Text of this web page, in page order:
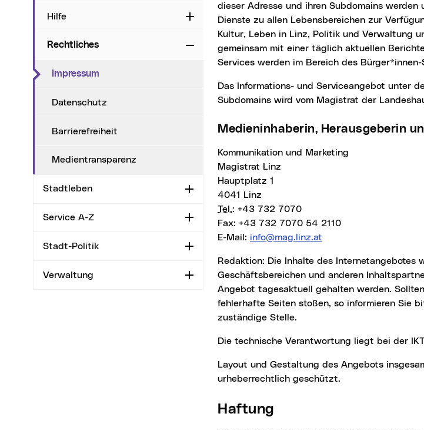
Hilfe Aufklappen
Rechtliches Zuklappen
Impressum
Datenschutz
Barrierefreiheit
Medientransparenz
Stadtleben Aufklappen
Service A-Z Aufklappen
Stadt-Politik Aufklappen
Verwaltung Aufklappen
dieser Adresse und ihren Subdomains
Dienste zu allen Lebensbereichen zur
Kultur, Leben in Linz, Politik und Verwaltung
gemeinsam mit einer täglich aktuellen
Services werden im Bereich des
Das Informations- und Serviceangebot unter
Subdomains wird vom Magistrat der
Medieninhaberin, Herausgeberin
Kommunikation und Marketing
Magistrat Linz
Hauptplatz 1
4041 Linz
Tel.: +43 732 7070
Fax: +43 732 7070 54 2110
E-Mail: info@mag.linz.at
Redaktion: Die Inhalte des Internetangebotes wurden von den einzelnen
Geschäftsbereichen und anderen
Angebot tagesaktuell gehalten werden.
fehlerhafte Seiten stoßen, so informieren Sie
zuständige Stelle.
Die technische Verantwortung liegt bei der
Layout und Gestaltung des Angebots
urheberrechtlich geschützt.
Haftung